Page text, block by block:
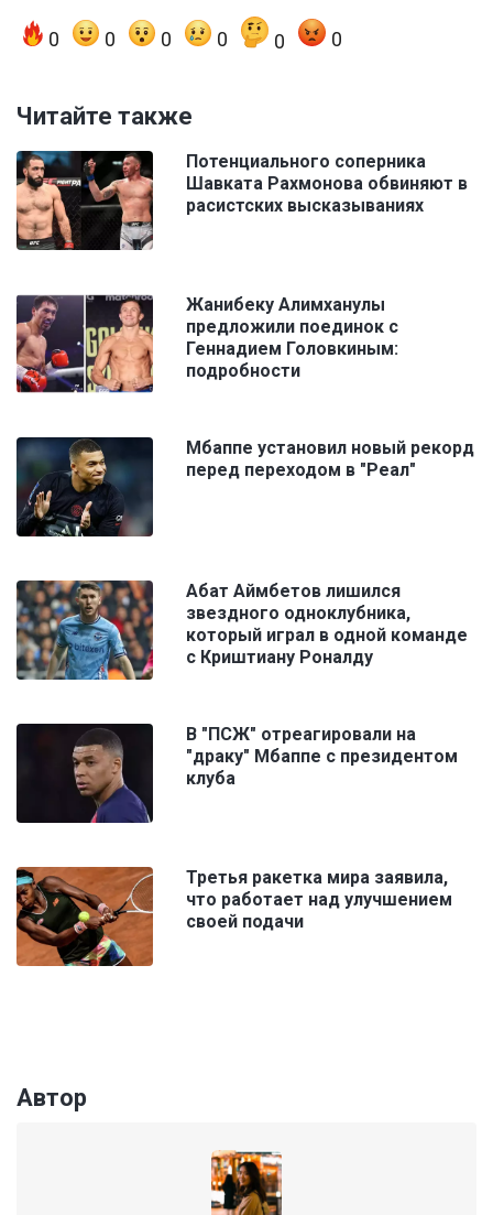
0 0 0 0 0 0
Читайте также
Потенциального соперника
Шавката Рахмонова обвиняют в
расистских высказываниях
Жанибеку Алимханулы
предложили поединок с
Геннадием Головкиным:
подробности
Мбаппе установил новый рекорд
перед переходом в "Реал"
Абат Аймбетов лишился
звездного одноклубника,
который играл в одной команде
с Криштиану Роналду
В "ПСЖ" отреагировали на
"драку" Мбаппе с президентом
клуба
Третья ракетка мира заявила,
что работает над улучшением
своей подачи
Автор